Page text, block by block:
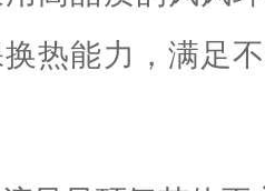
热能力，满足